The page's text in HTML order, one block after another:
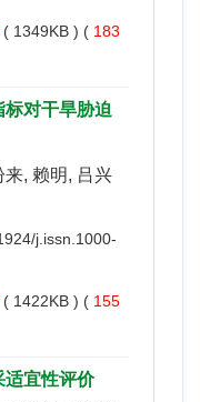
( 1349KB ) ( 183
对干旱胁迫
来, 赖明, 吕兴
j.issn.1000-
( 1422KB ) ( 155
适宜性评价